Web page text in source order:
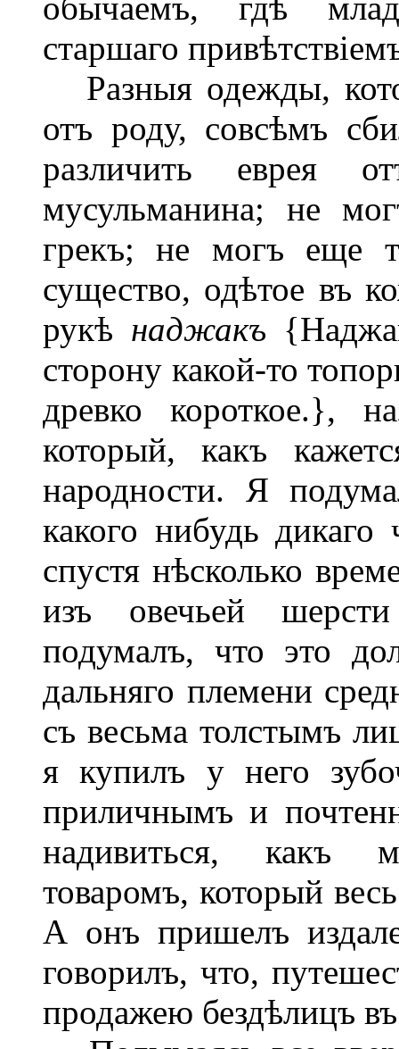
старшаго
Разныя одежды,
отъ роду, совсѣмъ
различить еврея
мусульманина; не
грекъ; не могъ еще
существо, одѣтое въ
рукѣ наджакъ
сторону какой-то
древко короткое.},
который, какъ
народности. Я
какого нибудь дикаго
спустя нѣсколько
изъ овечьей
подумалъ, что это
дальняго племени
съ весьма толстымъ
я купилъ у него
приличнымъ и
надивиться, какъ
товаромъ, который
А онъ пришелъ
говорилъ, что,
продажею бездѣлицъ